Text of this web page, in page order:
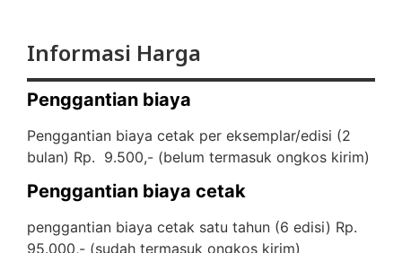
Informasi Harga
Penggantian biaya
Penggantian biaya cetak per eksemplar/edisi (2
bulan) Rp. 9.500,- (belum termasuk ongkos kirim)
Penggantian biaya cetak
penggantian biaya cetak satu tahun (6 edisi) Rp.
95.000,- (sudah termasuk ongkos kirim)